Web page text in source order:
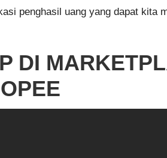
penghasil uang yang dapat kita
DI